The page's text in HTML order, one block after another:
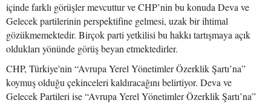
içinde farklı görüşler mevcuttur ve CHP’nin bu konuda Deva ve
Gelecek partilerinin perspektifine gelmesi, uzak bir ihtimal
gözükmemektedir. Birçok parti yetkilisi bu hakkı tartışmaya açık
oldukları yönünde görüş beyan etmektedirler.
CHP, Türkiye'nin “Avrupa Yerel Yönetimler Özerklik Şartı’na”
koymuş olduğu çekinceleri kaldıracağını belirtiyor. Deva ve
Gelecek Partileri ise “Avrupa Yerel Yönetimler Özerklik Şartı’na”